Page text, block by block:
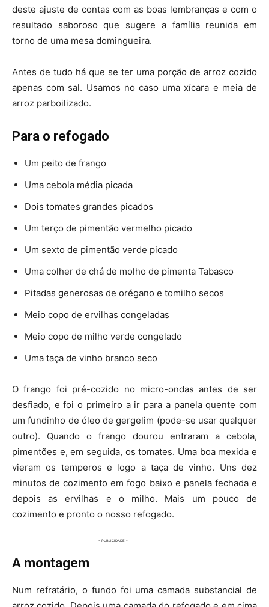
deste ajuste de contas com as boas lembranças e com o
resultado saboroso que sugere a família reunida em
torno de uma mesa domingueira.
Antes de tudo há que se ter uma porção de arroz cozido
apenas com sal. Usamos no caso uma xícara e meia de
arroz parboilizado.
Para o refogado
Um peito de frango
Uma cebola média picada
Dois tomates grandes picados
Um terço de pimentão vermelho picado
Um sexto de pimentão verde picado
Uma colher de chá de molho de pimenta Tabasco
Pitadas generosas de orégano e tomilho secos
Meio copo de ervilhas congeladas
Meio copo de milho verde congelado
Uma taça de vinho branco seco
O frango foi pré-cozido no micro-ondas antes de ser
desfiado, e foi o primeiro a ir para a panela quente com
um fundinho de óleo de gergelim (pode-se usar qualquer
outro). Quando o frango dourou entraram a cebola,
pimentões e, em seguida, os tomates. Uma boa mexida e
vieram os temperos e logo a taça de vinho. Uns dez
minutos de cozimento em fogo baixo e panela fechada e
depois as ervilhas e o milho. Mais um pouco de
cozimento e pronto o nosso refogado.
A montagem
Num refratário, o fundo foi uma camada substancial de